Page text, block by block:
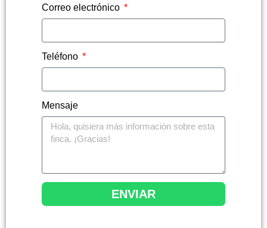
Correo electrónico
Teléfono
Mensaje
ENVIAR